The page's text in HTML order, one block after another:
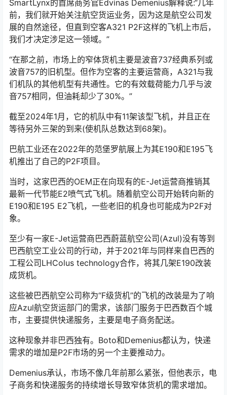
SmartLynx的首席商务官Edvinas Demenius解释说:“几年
前，我们就开始关注航空货运业务，因为这是航空公司发
展的自然途径，但直到空客A321 P2F这样的飞机上市后，
我们才决定涉足这一领域。”
“在那之前，市场上的窄体货机主要是波音737经典系列或
波音757的旧机型。但作为空客的主要运营商，A321与我
们机队的其他机型有共通性。它的有效载荷能力几乎与波
音757相同，但油耗却少了30%。”
截至2024年1月，它的机队中有11架该型飞机，并且正在
等待另外三架的到来(使机队总数达到68架)。
巴航工业还在2022年的范堡罗航展上为其E190和E195飞
机推出了自己的P2F项目。
当时，这家巴西的OEM正在向现有的E-Jet运营商推销其
最新一代节能E2喷气式飞机。随着航空公司开始转向新的
E190和E195 E2飞机，一些老旧的机身也可能成为P2F对
象。
至少有一家E-Jet运营商巴西蔚蓝航空公司(Azul)没有等到
巴西航空工业公司的行动，并于2021年与同样来自巴西的
工程公司LHColus technology合作，将其几架E190改装
成货机。
这些被巴西航空公司称为“F级货机”的飞机的改装是为了响
应Azul航空货运部门的需求，该部门服务于巴西数百个城
市，主要提供快递服务，主要是电子商务配送。
这种现象并非巴西独有。Boto和Demenius都认为，快递
需求的增加是P2F市场的另一个主要推动力。
Demenius承认，市场不像几年前那么紧张，但他表示，电
子商务和快递服务的持续增长导致窄体货机的需求增加。